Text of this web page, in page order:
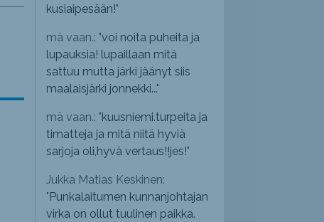
kusiaipesään!"
mä vaan.: "voi noita puheita ja
lupauksia! lupaillaan mitä
sattuu mutta järki jäänyt siis
maalaisjärki jonnekki..."
mä vaan.: "kuusniemi.turpeita ja
timatteja ja mitä niitä hyviä
sarjoja oli,hyvä vertaus!!jes!"
Jukka Matias Keskinen:
" Punkalaitumen kunnanjohtajan
virka on ollut tuulinen paikka.